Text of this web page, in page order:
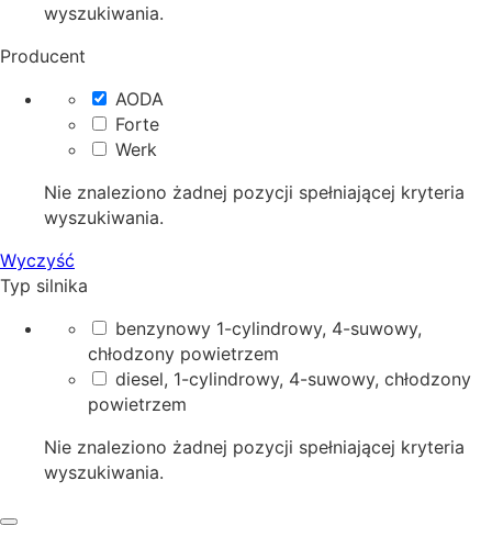
wyszukiwania.
Producent
AODA
Forte
Werk
Nie znaleziono żadnej pozycji spełniającej kryteria
wyszukiwania.
Wyczyść
Typ silnika
benzynowy 1-cylindrowy, 4-suwowy,
chłodzony powietrzem
diesel, 1-cylindrowy, 4-suwowy, chłodzony
powietrzem
Nie znaleziono żadnej pozycji spełniającej kryteria
wyszukiwania.